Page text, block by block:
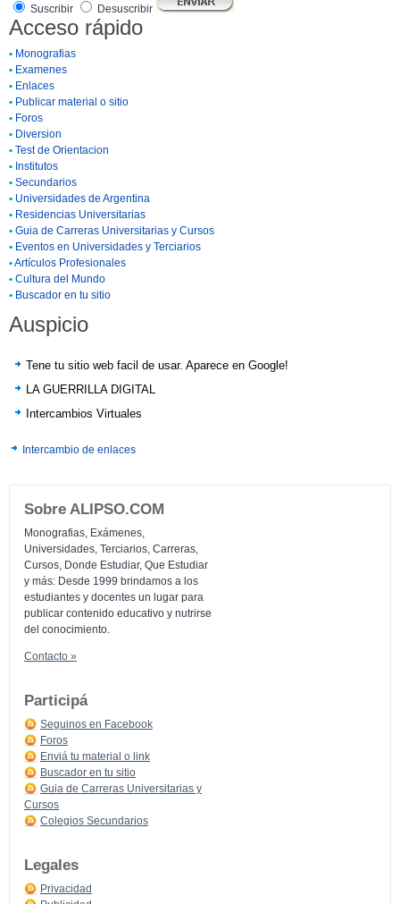
Suscribir Desuscribir
Acceso rápido
• Monografias
• Examenes
• Enlaces
• Publicar material o sitio
• Foros
• Diversion
• Test de Orientacion
• Institutos
• Secundarios
• Universidades de Argentina
• Residencias Universitarias
• Guia de Carreras Universitarias y Cursos
• Eventos en Universidades y Terciarios
•Artículos Profesionales
• Cultura del Mundo
• Buscador en tu sitio
Auspicio
Tene tu sitio web facil de usar. Aparece en Google!
LA GUERRILLA DIGITAL
Intercambios Virtuales
Intercambio de enlaces
Sobre ALIPSO.COM
Monografias, Exámenes,
Universidades, Terciarios, Carreras,
Cursos, Donde Estudiar, Que Estudiar
y más: Desde 1999 brindamos a los
estudiantes y docentes un lugar para
publicar contenido educativo y nutrirse
del conocimiento.
Contacto »
Participá
Seguinos en Facebook
Foros
Enviá tu material o link
Buscador en tu sitio
Guia de Carreras Universitarias y
Cursos
Colegios Secundarios
Legales
Privacidad